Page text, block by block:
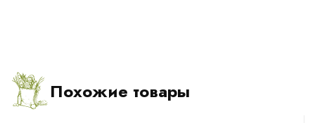
Похожие товары